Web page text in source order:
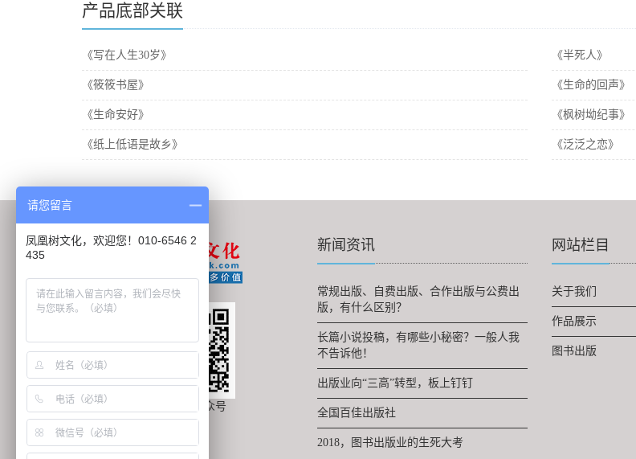
产品底部关联
《写在人生30岁》 《半死人》
《筱筱书屋》 《生命的回声》
《生命安好》 《枫树坳纪事》
《纸上低语是故乡》 《泛泛之恋》
关注微信公众号
新闻资讯
常规出版、自费出版、合作出版与公费出
版，有什么区别？
长篇小说投稿，有哪些小秘密？一般人我
不告诉他！
出版业向“三高”转型，板上钉钉
全国百佳出版社
2018，图书出版业的生死大考
网站栏目
关于我们
作品展示
图书出版
请您留言
凤凰树文化，欢迎您！010-6546 2
435